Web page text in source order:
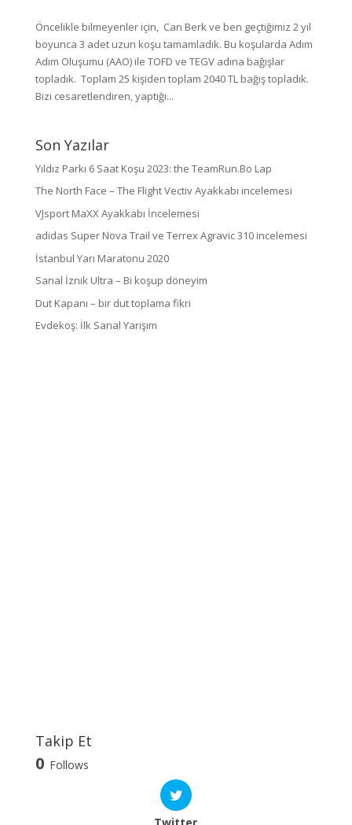
Öncelikle bilmeyenler için, Can Berk ve ben geçtiğimiz 2 yıl
boyunca 3 adet uzun koşu tamamladık. Bu koşularda Adım
Adım Oluşumu (AAO) ile TOFD ve TEGV adına bağışlar
topladık. Toplam 25 kişiden toplam 2040 TL bağış topladık.
Bizi cesaretlendiren, yaptığı...
Son Yazılar
Yıldız Parkı 6 Saat Koşu 2023: the TeamRun.Bo Lap
The North Face – The Flight Vectiv Ayakkabı incelemesi
VJsport MaXX Ayakkabı İncelemesi
adidas Super Nova Trail ve Terrex Agravic 310 incelemesi
İstanbul Yarı Maratonu 2020
Sanal İznik Ultra – Bi koşup döneyim
Dut Kapanı – bir dut toplama fikri
Evdekoş: İlk Sanal Yarışım
Takip Et
0 Follows